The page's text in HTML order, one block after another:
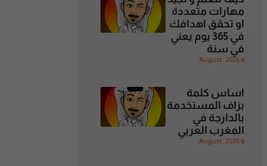
مهارات متعددة
او تحقق اهدافك
في 365 يوم يعني
في سنة
6 August، 2026
اساس كلمة
بزاف المستخدمة
بالدارجة في
المغرب العربي
6 August، 2026